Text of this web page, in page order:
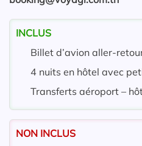
INCLUS
Billet d’avion aller-
4 nuits en hôtel avec
Transferts aéroport –
NON INCLUS